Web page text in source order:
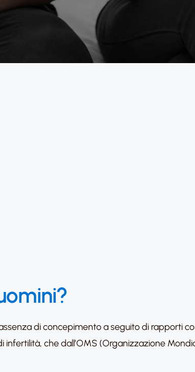
di concepimento a seguito di rapporti
che dall’OMS (Organizzazione